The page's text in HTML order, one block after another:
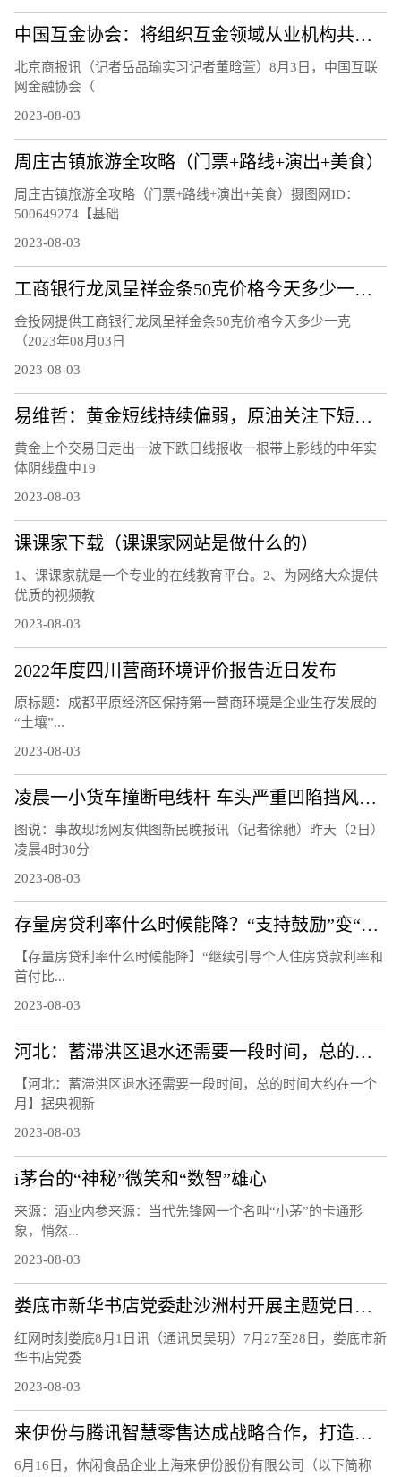
中国互金协会：将组织互金领域从业机构共同应对黑灰产侵害
北京商报讯（记者岳品瑜实习记者董晗萱）8月3日，中国互联
网金融协会（
2023-08-03
周庄古镇旅游全攻略（门票+路线+演出+美食）
周庄古镇旅游全攻略（门票+路线+演出+美食）摄图网ID：
500649274【基础
2023-08-03
工商银行龙凤呈祥金条50克价格今天多少一克（2023年08月03日）
金投网提供工商银行龙凤呈祥金条50克价格今天多少一克
（2023年08月03日
2023-08-03
易维哲：黄金短线持续偏弱，原油关注下短线调整
黄金上个交易日走出一波下跌日线报收一根带上影线的中年实
体阴线盘中19
2023-08-03
课课家下载（课课家网站是做什么的）
1、课课家就是一个专业的在线教育平台。2、为网络大众提供
优质的视频教
2023-08-03
2022年度四川营商环境评价报告近日发布
原标题：成都平原经济区保持第一营商环境是企业生存发展的
“土壤”...
2023-08-03
凌晨一小货车撞断电线杆 车头严重凹陷挡风玻璃粉碎
图说：事故现场网友供图新民晚报讯（记者徐驰）昨天（2日）
凌晨4时30分
2023-08-03
存量房贷利率什么时候能降？“支持鼓励”变“指导”
【存量房贷利率什么时候能降】“继续引导个人住房贷款利率和
首付比...
2023-08-03
河北：蓄滞洪区退水还需要一段时间，总的时间大约在一个月
【河北：蓄滞洪区退水还需要一段时间，总的时间大约在一个
月】据央视新
2023-08-03
i茅台的“神秘”微笑和“数智”雄心
来源：酒业内参来源：当代先锋网一个名叫“小茅”的卡通形
象，悄然...
2023-08-03
娄底市新华书店党委赴沙洲村开展主题党日活动
红网时刻娄底8月1日讯（通讯员吴玥）7月27至28日，娄底市新
华书店党委
2023-08-03
来伊份与腾讯智慧零售达成战略合作，打造零售业数字化新标杆
6月16日，休闲食品企业上海来伊份股份有限公司（以下简称